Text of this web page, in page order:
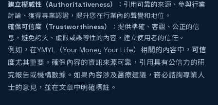
建立權威性（Authoritativeness）
：引用可靠的來源、參與行業
討論、獲得專業認證，提升您在行業內的聲譽和地位。
確保可信度（Trustworthiness）
：提供準確、客觀、公正的信
息，避免誇大、虛假或誤導性的內容，建立使用者的信任。
例如，在YMYL（Your Money Your Life）相關的內容中， 可信
度尤其重要。確保內容的資訊來源可靠，引用具有公信力的研
究報告或機構數據。如果內容涉及醫療建議，務必諮詢專業人
士的意見，並在文章中明確標註。